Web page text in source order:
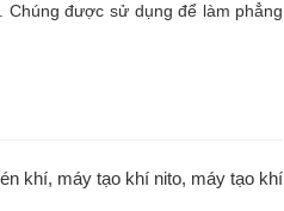
được sử dụng để làm phẳng
khí, máy tạo khí nito, máy tạo khí